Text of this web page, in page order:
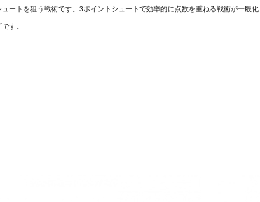
トを狙う戦術です。3ポイントシュートで効率的に点数を重ねる戦術が一般
す。